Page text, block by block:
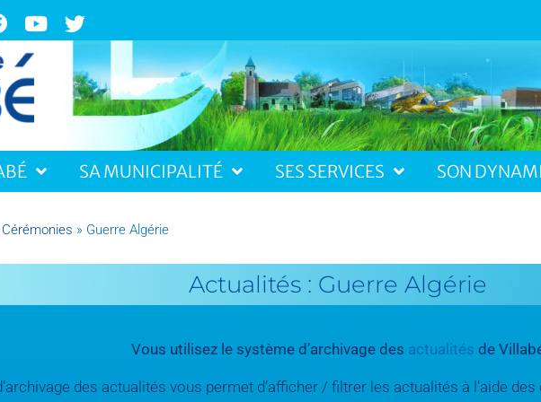
SA MUNICIPALITÉ SES SERVICES SON
Cérémonies » Guerre Algérie
Actualités : Guerre Algérie
Vous utilisez le système d’archivage des actualités de
des actualités vous permet d’afficher / filtrer les actualités à l’aide